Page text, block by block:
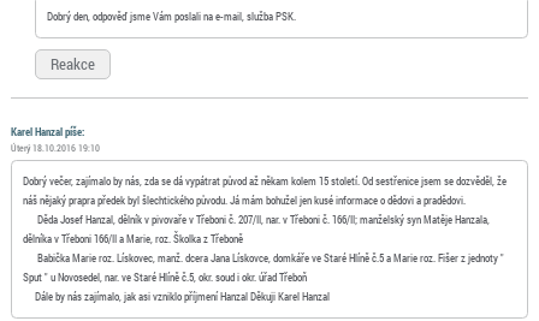
Dobrý den, odpověď jsme Vám poslali na e-mail, služba PSK.
Reakce
Karel Hanzal píše:
Úterý 18.10.2016 19:10
Dobrý večer, zajímalo by nás, zda se dá vypátrat původ až někam kolem 15 století. Od sestřenice jsem se dozvěděl, že
náš nějaký prapra předek byl šlechtického původu. Já mám bohužel jen kusé informace o dědovi a pradědovi.
Děda Josef Hanzal, dělník v pivovaře v Třeboni č. 207/II, nar. v Třeboni č. 166/II; manželský syn Matěje Hanzala,
dělníka v Třeboni 166/II a Marie, roz. Školka z Třeboně
Babička Marie roz. Lískovec, manž. dcera Jana Lískovce, domkáře ve Staré Hlíně č.5 a Marie roz. Fišer z jednoty "
Sput " u Novosedel, nar. ve Staré Hlíně č.5, okr. soud i okr. úřad Třeboň
Dále by nás zajímalo, jak asi vzniklo příjmení Hanzal Děkuji Karel Hanzal